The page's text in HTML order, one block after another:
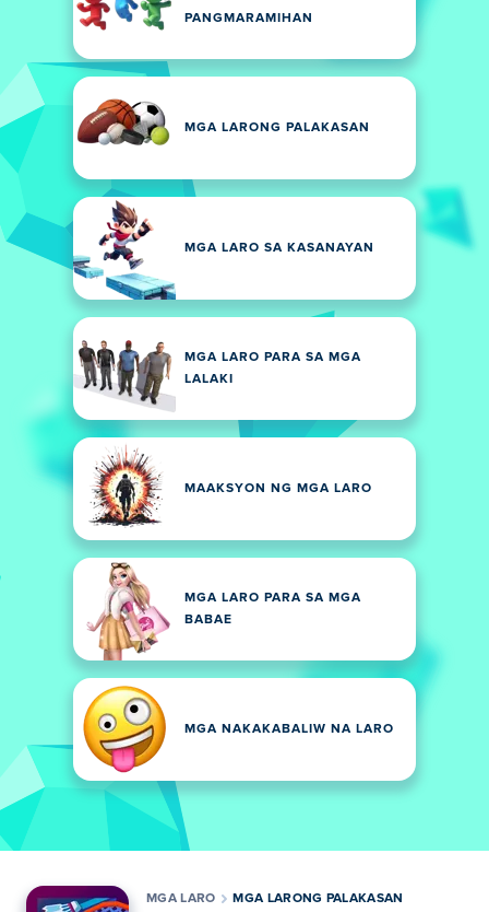
PANGMARAMIHAN
MGA LARONG PALAKASAN
MGA LARO SA KASANAYAN
MGA LARO PARA SA MGA
LALAKI
MAAKSYON NG MGA LARO
MGA LARO PARA SA MGA
BABAE
MGA NAKAKABALIW NA LARO
MGA LARO MGA LARONG PALAKASAN